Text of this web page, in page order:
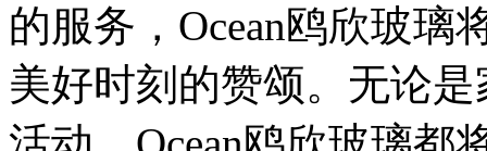
的服务，Ocean鸥欣玻璃
美好时刻的赞颂。无论